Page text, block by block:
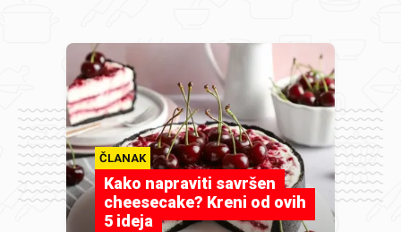
ČLANAK
Kako napraviti savršen
cheesecake? Kreni od ovih
5 ideja